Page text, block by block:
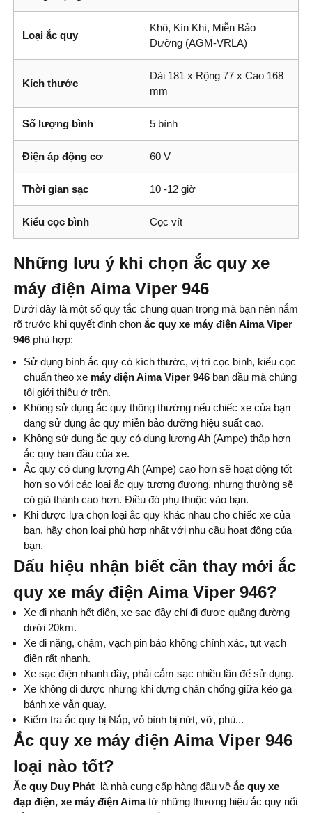
Loại ắc quy
Khô, Kín Khí, Miễn Bảo
Dưỡng (AGM-VRLA)
Kích thước
Dài 181 x Rộng 77 x Cao 168
mm
Số lượng bình 5 bình
Điện áp động cơ 60 V
Thời gian sạc 10 -12 giờ
Kiểu cọc bình Cọc vít
Những lưu ý khi chọn ắc quy xe
máy điện Aima Viper 946
Dưới đây là một số quy tắc chung quan trọng mà bạn nên nắm
rõ trước khi quyết định chọn ắc quy xe máy điện Aima Viper
946 phù hợp:
Sử dụng bình ắc quy có kích thước, vị trí cọc bình, kiểu cọc
chuẩn theo xe máy điện Aima Viper 946 ban đầu mà chúng
tôi giới thiệu ở trên.
Không sử dụng ắc quy thông thường nếu chiếc xe của bạn
đang sử dụng ắc quy miễn bảo dưỡng hiệu suất cao.
Không sử dụng ắc quy có dung lượng Ah (Ampe) thấp hơn
ắc quy ban đầu của xe.
Ắc quy có dung lượng Ah (Ampe) cao hơn sẽ hoạt động tốt
hơn so với các loại ắc quy tương đương, nhưng thường sẽ
có giá thành cao hơn. Điều đó phụ thuộc vào bạn.
Khi được lựa chọn loại ắc quy khác nhau cho chiếc xe của
bạn, hãy chọn loại phù hợp nhất với nhu cầu hoạt động của
bạn.
Dấu hiệu nhận biết cần thay mới ắc
quy xe máy điện Aima Viper 946?
Xe đi nhanh hết điện, xe sạc đầy chỉ đi được quãng đường
dưới 20km.
Xe đi nặng, chậm, vạch pin báo không chính xác, tụt vạch
điện rất nhanh.
Xe sạc điện nhanh đầy, phải cắm sạc nhiều lần để sử dụng.
Xe không đi được nhưng khi dựng chân chống giữa kéo ga
bánh xe vẫn quay.
Kiểm tra ắc quy bị Nắp, vỏ bình bị nứt, vỡ, phù...
Ắc quy xe máy điện Aima Viper 946
loại nào tốt?
Ắc quy Duy Phát là nhà cung cấp hàng đầu về ắc quy xe
đạp điện, xe máy điện Aima từ những thương hiệu ắc quy nổi